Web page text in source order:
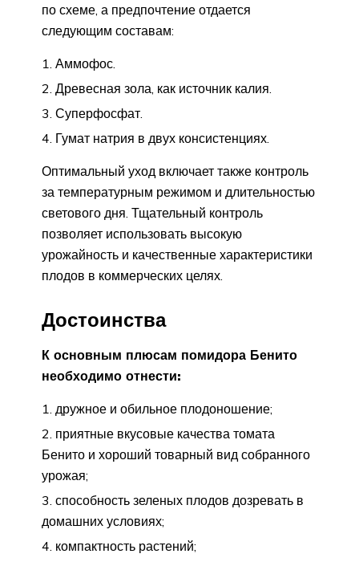
по схеме, а предпочтение отдается
следующим составам:
Аммофос.
Древесная зола, как источник калия.
Суперфосфат.
Гумат натрия в двух консистенциях.
Оптимальный уход включает также контроль
за температурным режимом и длительностью
светового дня. Тщательный контроль
позволяет использовать высокую
урожайность и качественные характеристики
плодов в коммерческих целях.
Достоинства
К основным плюсам помидора Бенито
необходимо отнести:
дружное и обильное плодоношение;
приятные вкусовые качества томата
Бенито и хороший товарный вид собранного
урожая;
способность зеленых плодов дозревать в
домашних условиях;
компактность растений;